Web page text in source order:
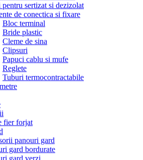
pentru sertizat si dezizolat
de conectica si fixare
Bloc terminal
Bride plastic
Cleme de sina
Clipsuri
Papuci cablu si mufe
Reglete
Tuburi termocontractabile
fier forjat
panouri gard
gard bordurate
gard verzi